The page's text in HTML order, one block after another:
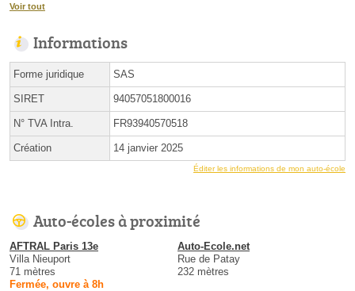
Voir tout
Informations
Forme juridique SAS
SIRET 94057051800016
N° TVA Intra. FR93940570518
Création 14 janvier 2025
Éditer les informations de mon auto-école
Auto-écoles à proximité
AFTRAL Paris 13e
Villa Nieuport
71 mètres
Fermée, ouvre à 8h
Auto-Ecole.net
Rue de Patay
232 mètres